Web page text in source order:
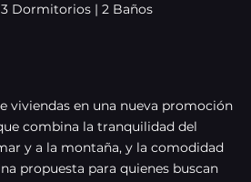
3 Dormitorios | 2 Baños
viviendas en una nueva promoción
combina la tranquilidad del
y a la montaña, y la comodidad
propuesta para quienes buscan